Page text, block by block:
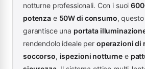
notturne professionali. Con i suoi
potenza e 50W di consumo,
garantisce una portata
rendendolo ideale per operazioni di
soccorso, ispezioni notturne e